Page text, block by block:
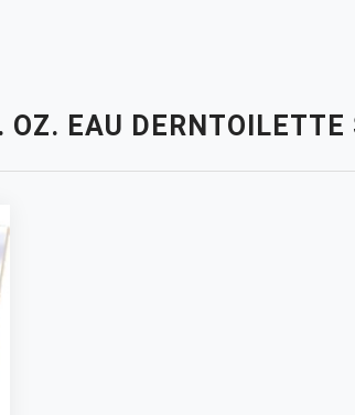
EAU DERNTOILETTE